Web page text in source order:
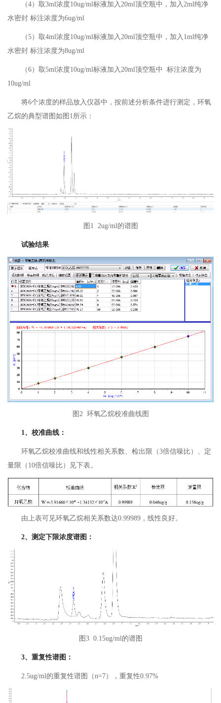
（4）取3ml浓度10ug/ml标液加入20ml顶空瓶中，加入2ml纯净
水密封 标注浓度为6ug/ml
（5）取4ml浓度10ug/ml标液加入20ml顶空瓶中，加入1ml纯净
水密封 标注浓度为8ug/ml
（6）取5ml浓度10ug/ml标液加入20ml顶空瓶中 标注浓度为
10ug/ml
将6个浓度的样品放入仪器中，按前述分析条件进行测定，环氧
乙烷的典型谱图如图1所示：
图1 2ug/ml的谱图
试验结果
图2 环氧乙烷校准曲线图
1、校准曲线：
环氧乙烷校准曲线和线性相关系数、检出限（3倍信噪比）、定
量限（10倍信噪比）见下表。
由上表可见环氧乙烷相关系数达0.99989，线性良好。
2、测定下限浓度谱图：
图3 0.15ug/ml的谱图
3、重复性谱图：
2.5ug/ml的重复性谱图（n=7），重复性0.97%